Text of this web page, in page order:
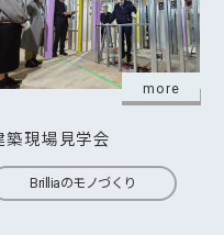
more
築現場見学会
Brilliaのモノづくり